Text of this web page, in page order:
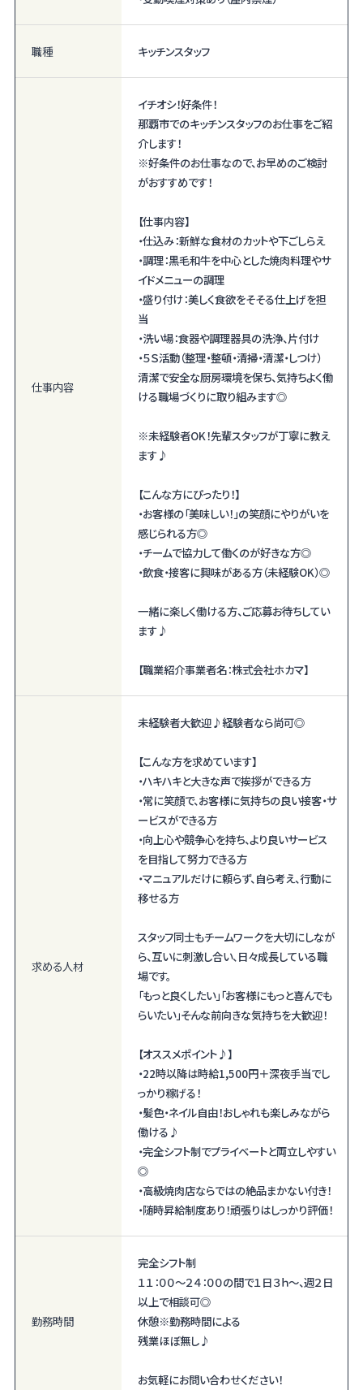
職種 キッチンスタッフ
仕事内容
イチオシ！好条件！
那覇市でのキッチンスタッフのお仕事をご紹
介します！
※好条件のお仕事なので、お早めのご検討
がおすすめです！
【仕事内容】
・仕込み：新鮮な食材のカットや下ごしらえ
・調理：黒毛和牛を中心とした焼肉料理やサ
イドメニューの調理
・盛り付け：美しく食欲をそそる仕上げを担
当
・洗い場：食器や調理器具の洗浄、片付け
・５Ｓ活動（整理・整頓・清掃・清潔・しつけ）
清潔で安全な厨房環境を保ち、気持ちよく働
ける職場づくりに取り組みます◎
※未経験者OK！先輩スタッフが丁寧に教え
ます♪
【こんな方にぴったり！】
・お客様の「美味しい！」の笑顔にやりがいを
感じられる方◎
・チームで協力して働くのが好きな方◎
・飲食・接客に興味がある方（未経験OK）◎
一緒に楽しく働ける方、ご応募お待ちしてい
ます♪
【職業紹介事業者名：株式会社ホカマ】
求める人材
未経験者大歓迎♪経験者なら尚可◎
【こんな方を求めています】
・ハキハキと大きな声で挨拶ができる方
・常に笑顔で、お客様に気持ちの良い接客・サ
ービスができる方
・向上心や競争心を持ち、より良いサービス
を目指して努力できる方
・マニュアルだけに頼らず、自ら考え、行動に
移せる方
スタッフ同士もチームワークを大切にしなが
ら、互いに刺激し合い、日々成長している職
場です。
「もっと良くしたい」「お客様にもっと喜んでも
らいたい」――そんな前向きな気持ちを大歓迎！
【オススメポイント♪】
・22時以降は時給1,500円＋深夜手当でし
っかり稼げる！
・髪色・ネイル自由！おしゃれも楽しみながら
働ける♪
・完全シフト制でプライベートと両立しやすい
◎
・高級焼肉店ならではの絶品まかない付き！
・随時昇給制度あり！頑張りはしっかり評価！
勤務時間
完全シフト制
１１：００～２４：００の間で１日３ｈ～、週２日
以上で相談可◎
休憩※勤務時間による
残業ほぼ無し♪
お気軽にお問い合わせください！